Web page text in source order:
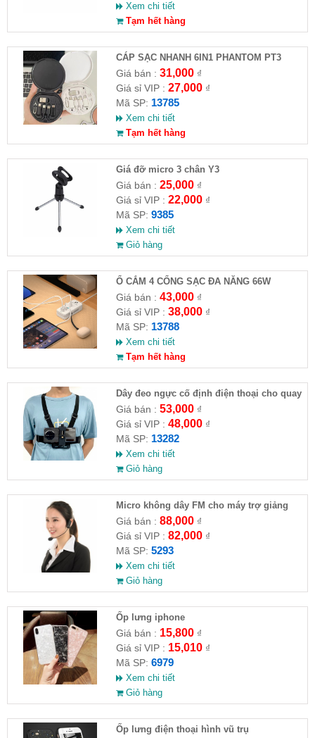
Xem chi tiết
Tạm hết hàng
CÁP SẠC NHANH 6IN1 PHANTOM PT3
Giá bán : 31,000₫
Giá sỉ VIP : 27,000₫
Mã SP: 13785
Xem chi tiết
Tạm hết hàng
Giá đỡ micro 3 chân Y3
Giá bán : 25,000₫
Giá sỉ VIP : 22,000₫
Mã SP: 9385
Xem chi tiết
Giỏ hàng
Ổ CẮM 4 CỔNG SẠC ĐA NĂNG 66W
Giá bán : 43,000₫
Giá sỉ VIP : 38,000₫
Mã SP: 13788
Xem chi tiết
Tạm hết hàng
Dây đeo ngực cố định điện thoại cho quay
video hành trình
Giá bán : 53,000₫
Giá sỉ VIP : 48,000₫
Mã SP: 13282
Xem chi tiết
Giỏ hàng
Micro không dây FM cho máy trợ giảng
Giá bán : 88,000₫
Giá sỉ VIP : 82,000₫
Mã SP: 5293
Xem chi tiết
Giỏ hàng
Ốp lưng iphone
Giá bán : 15,800₫
Giá sỉ VIP : 15,010₫
Mã SP: 6979
Xem chi tiết
Giỏ hàng
Ốp lưng điện thoại hình vũ trụ